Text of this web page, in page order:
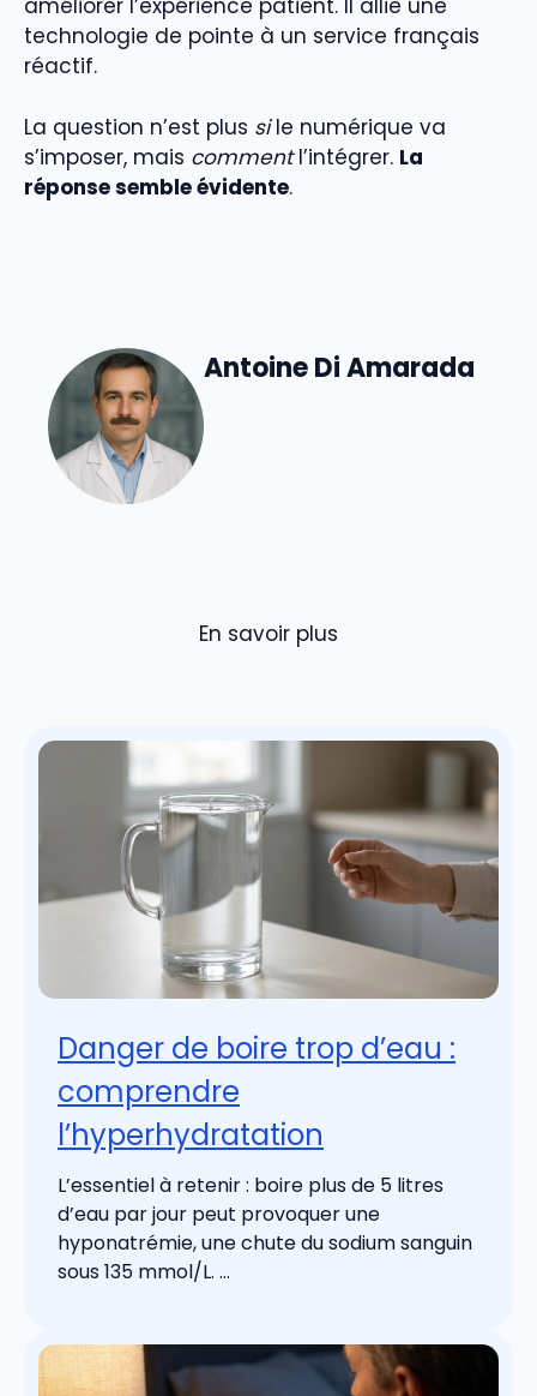
améliorer l’expérience patient. Il allie une
technologie de pointe à un service français
réactif.
La question n’est plus sile numérique va
s’imposer, mais commentl’intégrer. La
réponse semble évidente.
Antoine Di Amarada
En savoir plus
Danger de boire trop d’eau :
comprendre
l’hyperhydratation
L’essentiel à retenir : boire plus de 5 litres
d’eau par jour peut provoquer une
hyponatrémie, une chute du sodium sanguin
sous 135 mmol/L. ...